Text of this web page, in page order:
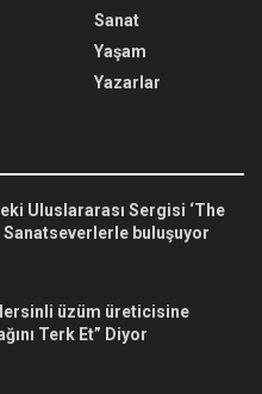
Sanat
Yaşam
Yazarlar
Uluslararası Sergisi ‘The
Sanatseverlerle buluşuyor
üzüm üreticisine
Terk Et” Diyor